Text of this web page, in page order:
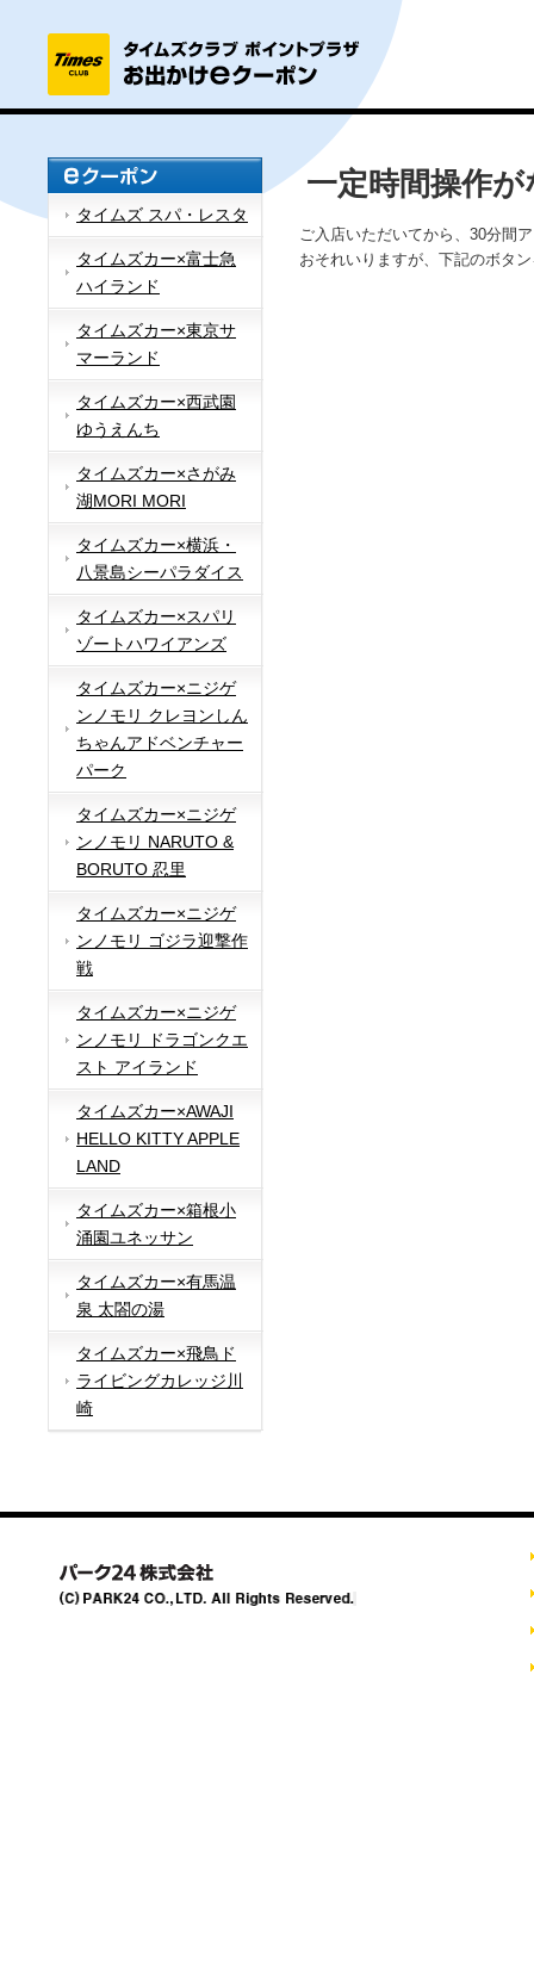
タイムズ スパ・レスタ
タイムズカー×富士急
ハイランド
タイムズカー×東京サ
マーランド
タイムズカー×西武園
ゆうえんち
タイムズカー×さがみ
湖MORI MORI
タイムズカー×横浜・
八景島シーパラダイス
タイムズカー×スパリ
ゾートハワイアンズ
タイムズカー×ニジゲ
ンノモリ クレヨンしん
ちゃんアドベンチャー
パーク
タイムズカー×ニジゲ
ンノモリ NARUTO &
BORUTO 忍里
タイムズカー×ニジゲ
ンノモリ ゴジラ迎撃作
戦
タイムズカー×ニジゲ
ンノモリ ドラゴンクエ
スト アイランド
タイムズカー×AWAJI
HELLO KITTY APPLE
LAND
タイムズカー×箱根小
涌園ユネッサン
タイムズカー×有馬温
泉 太閤の湯
タイムズカー×飛鳥ド
ライビングカレッジ川
崎
一定時間操作
ご入店いただいてから、30分間
おそれいりますが、下記のボタ